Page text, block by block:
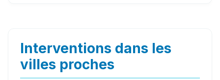
48h.
Interventions dans les
villes proches